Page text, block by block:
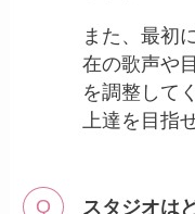
また、最初
在の歌声や
を調整して
上達を目指
スタジオは